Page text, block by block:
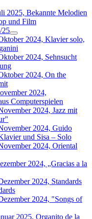
2025, Bekannte Melodien
und Film
25
2024, Klavier solo,
2024, Sehnsucht
2024, On the
2024,
Computerspielen
2024, Jazz mit
2024, Guido
und Sisa – Solo
2024, Oriental
2024, „Gracias a la
2024, Standards
2024, "Songs of
2025, Organito de la